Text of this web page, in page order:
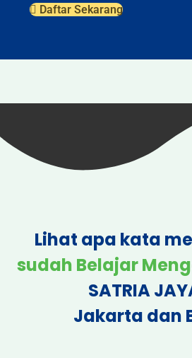
Daftar Sekarang
Lihat apa kata
sudah Belajar
SATRIA
Jakarta dan